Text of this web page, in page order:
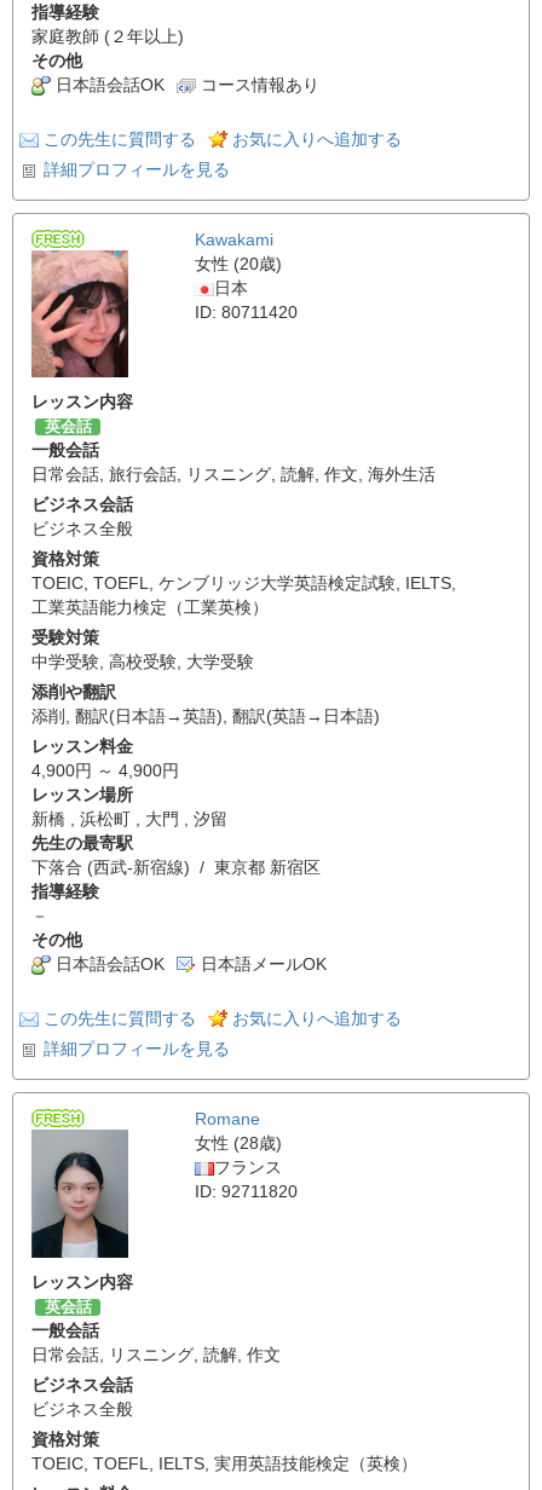
指導経験
家庭教師 (２年以上)
その他
日本語会話OK
コース情報あり
この先生に質問する
お気に入りへ追加する
詳細プロフィールを見る
Kawakami
女性 (20歳)
日本
ID: 80711420
レッスン内容
英会話
一般会話
日常会話 旅行会話 リスニング 読解 作文 海外生活
ビジネス会話
ビジネス全般
資格対策
TOEIC TOEFL ケンブリッジ大学英語検定試験 IELTS
工業英語能力検定（工業英検）
受験対策
中学受験 高校受験 大学受験
添削や翻訳
添削
翻訳(日本語→英語) 翻訳(英語→日本語)
レッスン料金
4,900円 ～ 4,900円
レッスン場所
新橋 , 浜松町 , 大門 , 汐留
先生の最寄駅
下落合 (西武-新宿線) / 東京都 新宿区
指導経験
－
その他
日本語会話OK
日本語メールOK
この先生に質問する
お気に入りへ追加する
詳細プロフィールを見る
Romane
女性 (28歳)
フランス
ID: 92711820
レッスン内容
英会話
一般会話
日常会話
リスニング 読解 作文
ビジネス会話
ビジネス全般
資格対策
TOEIC TOEFL IELTS 実用英語技能検定（英検）